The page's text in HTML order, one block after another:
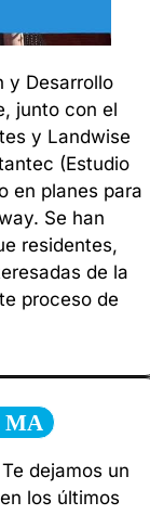
y Desarrollo
junto con el
y Landwise
(Estudio
en planes para
Se han
residentes,
de la
proceso de
MA
dejamos un
los últimos